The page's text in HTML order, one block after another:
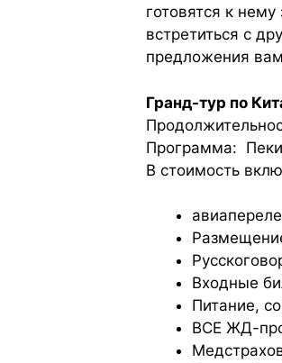
готовятся к
встретиться с
предложения
Гранд-тур по
Программа:
В стоимость
Входные
Питание,
ВСЕ ЖД-